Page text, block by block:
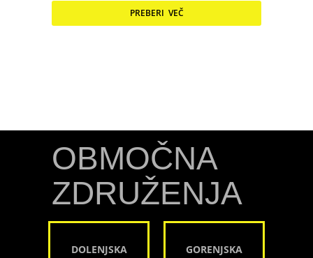
PREBERI VEČ
OBMOČNA
ZDRUŽENJA
DOLENJSKA
GORENJSKA